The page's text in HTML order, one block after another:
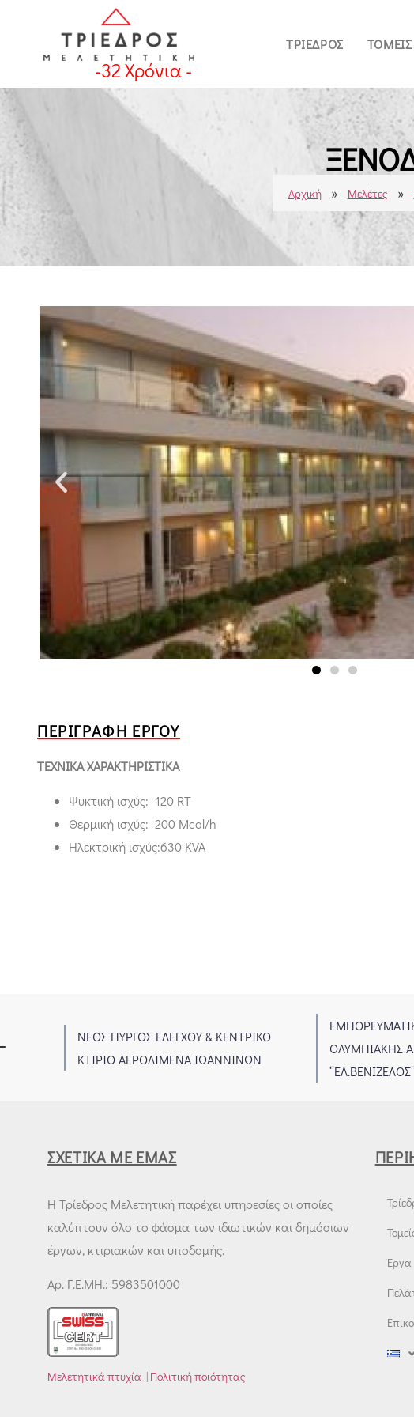
-32Χρόνια -
ΤΡΊΕΔΡΟΣ
Αρχική » Μελέτες »
ΠΕΡΙΓΡΑΦΉ ΈΡΓΟΥ
ΤΕΧΝΙΚΑ ΧΑΡΑΚΤΗΡΙΣΤΙΚΑ
Ψυκτική ισχύς: 120 RT
Θερμική ισχύς: 200 Μcal/h
Ηλεκτρική ισχύς:630 ΚVA
ΝΕΟΣ ΠΥΡΓΟΣ ΕΛΕΓΧΟΥ & ΚΕΝΤΡΙΚΟ
ΚΤΙΡΙΟ ΑΕΡΟΛΙΜΕΝΑ ΙΩΑΝΝΙΝΩΝ
ΟΛΥΜΠΙΑΚΗΣ
‘’ΕΛ.ΒΕΝΙΖΕΛΟΣ’’
ΣΧΕΤΙΚΆ ΜΕ ΕΜΆΣ
Η Τρίεδρος Μελετητική παρέχει υπηρεσίες οι οποίες
καλύπτουν όλο το φάσμα των ιδιωτικών και δημόσιων
έργων, κτιριακών και υποδομής.
Αρ. Γ.Ε.ΜΗ.: 5983501000
Μελετητικά πτυχία | Πολιτική ποιότητας
Έργα